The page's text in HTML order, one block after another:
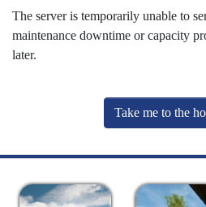
The server is temporarily unable to
maintenance downtime or capacity
later.
Take me to the